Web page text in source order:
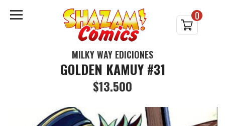
0
MILKY WAY EDICIONES
GOLDEN KAMUY #31
$13.500